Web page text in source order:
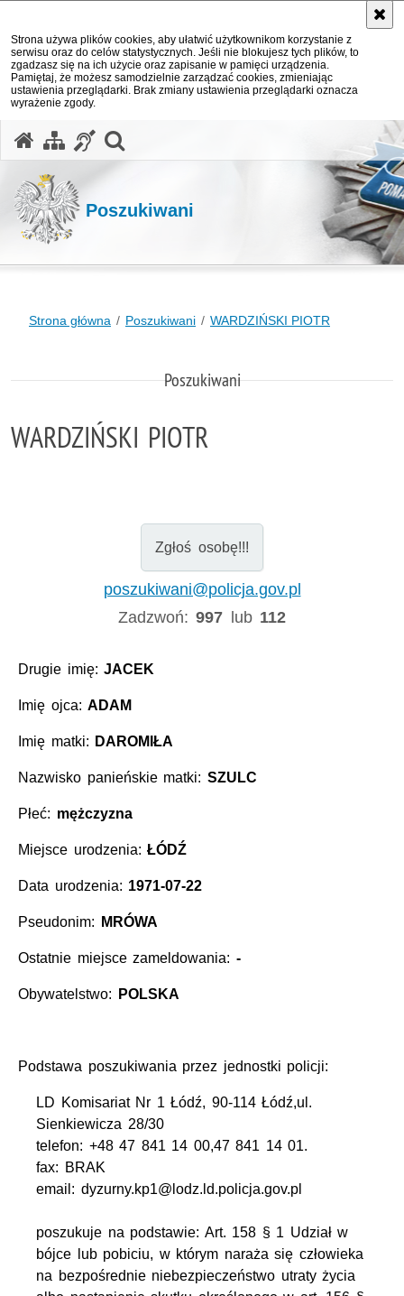
Strona używa plików cookies, aby ułatwić użytkownikom korzystanie z
serwisu oraz do celów statystycznych. Jeśli nie blokujesz tych plików, to
zgadzasz się na ich użycie oraz zapisanie w pamięci urządzenia.
Pamiętaj, że możesz samodzielnie zarządzać cookies, zmieniając
ustawienia przeglądarki. Brak zmiany ustawienia przeglądarki oznacza
wyrażenie zgody.
Poszukiwani
Strona główna Poszukiwani WARDZIŃSKI PIOTR
Poszukiwani
WARDZIŃSKI PIOTR
Zgłoś osobę!!!
poszukiwani@policja.gov.pl
Zadzwoń:997 lub 112
Drugie imię:JACEK
Imię ojca:ADAM
Imię matki: DAROMIŁA
Nazwisko panieńskie matki: SZULC
Płeć: mężczyzna
Miejsce urodzenia:ŁÓDŹ
Data urodzenia: 1971-07-22
Pseudonim: MRÓWA
Ostatnie miejsce zameldowania: -
Obywatelstwo: POLSKA
Podstawa poszukiwania przez jednostki policji:
LD Komisariat Nr 1 Łódź, 90-114 Łódź,ul.
Sienkiewicza 28/30
telefon: +48 47 841 14 00,47 841 14 01.
fax: BRAK
email: dyzurny.kp1@lodz.ld.policja.gov.pl
poszukuje na podstawie: Art. 158 § 1 Udział w
bójce lub pobiciu, w którym naraża się człowieka
na bezpośrednie niebezpieczeństwo utraty życia